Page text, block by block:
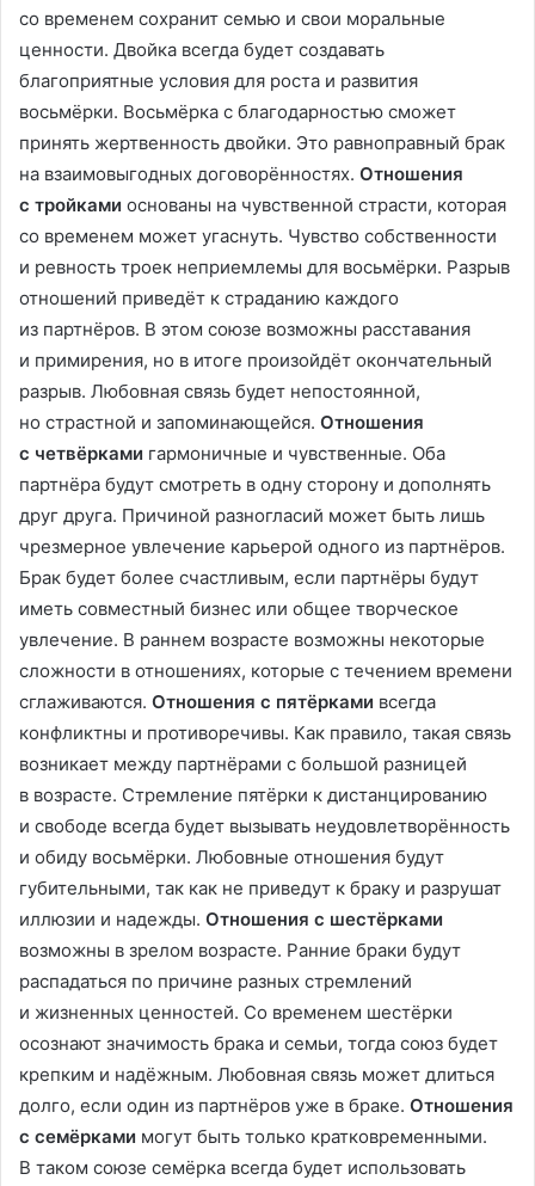
со временем сохранит семью и свои моральные
ценности. Двойка всегда будет создавать
благоприятные условия для роста и развития
восьмёрки. Восьмёрка с благодарностью сможет
принять жертвенность двойки. Это равноправный брак
на взаимовыгодных договорённостях. Отношения
с тройками основаны на чувственной страсти, которая
со временем может угаснуть. Чувство собственности
и ревность троек неприемлемы для восьмёрки. Разрыв
отношений приведёт к страданию каждого
из партнёров. В этом союзе возможны расставания
и примирения, но в итоге произойдёт окончательный
разрыв. Любовная связь будет непостоянной,
но страстной и запоминающейся. Отношения
с четвёрками гармоничные и чувственные. Оба
партнёра будут смотреть в одну сторону и дополнять
друг друга. Причиной разногласий может быть лишь
чрезмерное увлечение карьерой одного из партнёров.
Брак будет более счастливым, если партнёры будут
иметь совместный бизнес или общее творческое
увлечение. В раннем возрасте возможны некоторые
сложности в отношениях, которые с течением времени
сглаживаются. Отношения с пятёрками всегда
конфликтны и противоречивы. Как правило, такая связь
возникает между партнёрами с большой разницей
в возрасте. Стремление пятёрки к дистанцированию
и свободе всегда будет вызывать неудовлетворённость
и обиду восьмёрки. Любовные отношения будут
губительными, так как не приведут к браку и разрушат
иллюзии и надежды. Отношения с шестёрками
возможны в зрелом возрасте. Ранние браки будут
распадаться по причине разных стремлений
и жизненных ценностей. Со временем шестёрки
осознают значимость брака и семьи, тогда союз будет
крепким и надёжным. Любовная связь может длиться
долго, если один из партнёров уже в браке. Отношения
с семёрками могут быть только кратковременными.
В таком союзе семёрка всегда будет использовать